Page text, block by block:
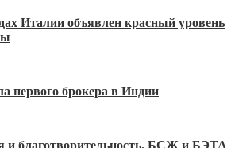
Италии объявлен красный уровень
первого брокера в Индии
и благотворительность. БСЖ и БЭТА